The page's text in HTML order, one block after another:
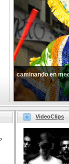
caminando en
VideoClips